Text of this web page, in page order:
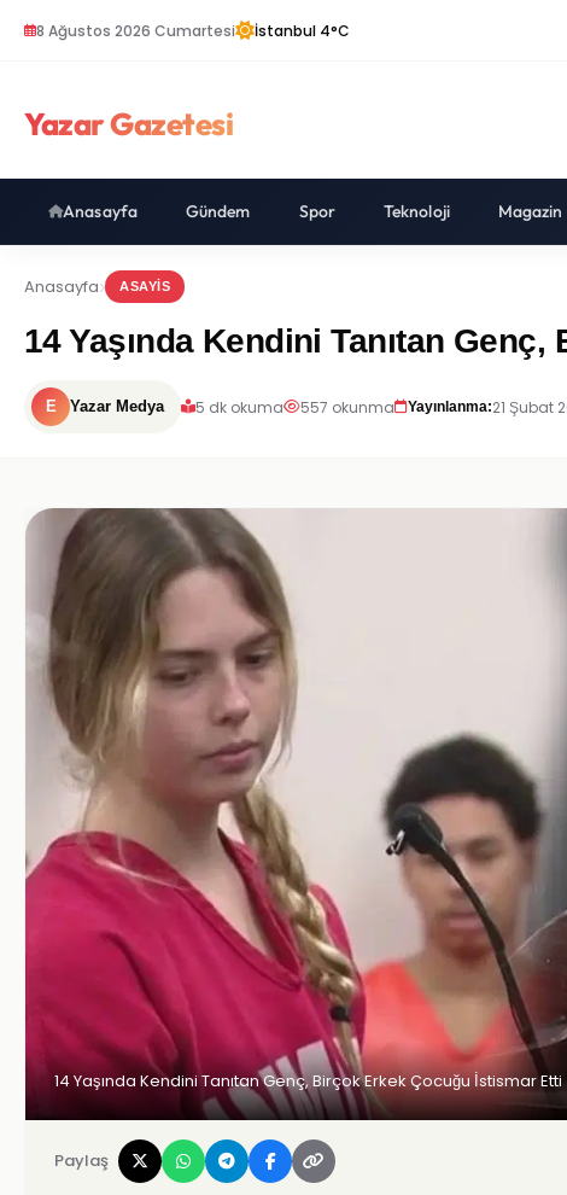
8 Ağustos 2026 Cumartesi İstanbul 4°C
Yazar Gazetesi
Anasayfa Gündem Spor Teknoloji Magazin
Anasayfa ASAYIS
14 Yaşında Kendini Tanıtan
E Yazar Medya 5 dk okuma 557 okunma Yayınlanma:21 Şubat
14 Yaşında Kendini Tanıtan Genç, Birçok Erkek Çocuğu İstismar Etti
Paylaş